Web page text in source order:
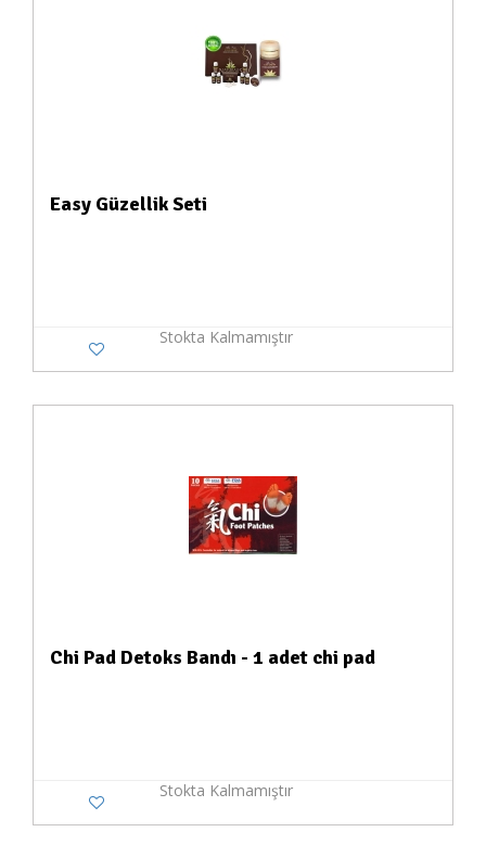
Easy Güzellik Seti
Stokta Kalmamıştır
Chi Pad Detoks Bandı - 1 adet chi pad
Stokta Kalmamıştır